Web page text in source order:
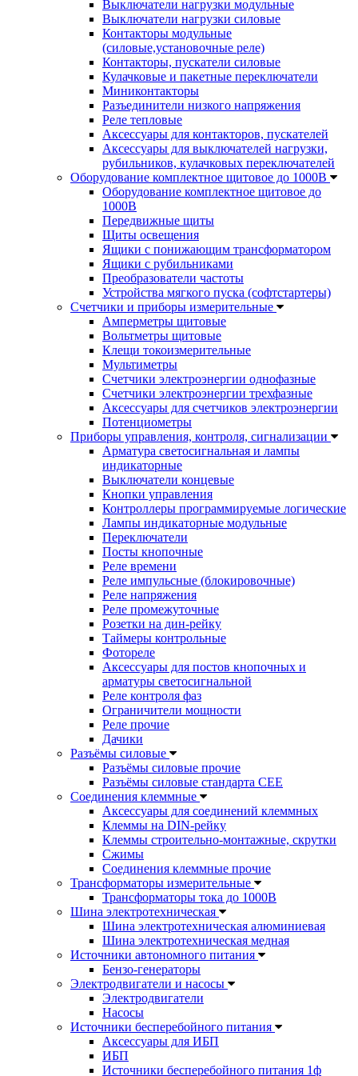
Выключатели нагрузки модульные
Выключатели нагрузки силовые
Контакторы модульные
(силовые,установочные реле)
Контакторы, пускатели силовые
Кулачковые и пакетные переключатели
Миниконтакторы
Разъединители низкого напряжения
Реле тепловые
Аксессуары для контакторов, пускателей
Аксессуары для выключателей нагрузки,
рубильников, кулачковых переключателей
Оборудование комплектное щитовое до 1000В
Оборудование комплектное щитовое до
1000В
Передвижные щиты
Щиты освещения
Ящики с понижающим трансформатором
Ящики с рубильниками
Преобразователи частоты
Устройства мягкого пуска (софтстартеры)
Счетчики и приборы измерительные
Амперметры щитовые
Вольтметры щитовые
Клещи токоизмерительные
Мультиметры
Счетчики электроэнергии однофазные
Счетчики электроэнергии трехфазные
Аксессуары для счетчиков электроэнергии
Потенциометры
Приборы управления, контроля, сигнализации
Арматура светосигнальная и лампы
индикаторные
Выключатели концевые
Кнопки управления
Контроллеры программируемые логические
Лампы индикаторные модульные
Переключатели
Посты кнопочные
Реле времени
Реле импульсные (блокировочные)
Реле напряжения
Реле промежуточные
Розетки на дин-рейку
Таймеры контрольные
Фотореле
Аксессуары для постов кнопочных и
арматуры светосигнальной
Реле контроля фаз
Ограничители мощности
Реле прочие
Дачики
Разъёмы силовые
Разъёмы силовые прочие
Разъёмы силовые стандарта CEE
Соединения клеммные
Аксессуары для соединений клеммных
Клеммы на DIN-рейку
Клеммы строительно-монтажные, скрутки
Сжимы
Соединения клеммные прочие
Трансформаторы измерительные
Трансформаторы тока до 1000В
Шина электротехническая
Шина электротехническая алюминиевая
Шина электротехническая медная
Источники автономного питания
Бензо-генераторы
Электродвигатели и насосы
Электродвигатели
Насосы
Источники бесперебойного питания
Аксессуары для ИБП
ИБП
Источники бесперебойного питания 1ф